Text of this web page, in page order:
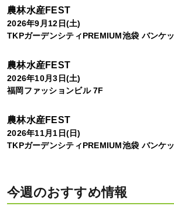
農林水産FEST
2026年9月12日(土)
TKPガーデンシティPREMIUM池袋 バンケ
農林水産FEST
2026年10月3日(土)
福岡ファッションビル 7F
農林水産FEST
2026年11月1日(日)
TKPガーデンシティPREMIUM池袋 バンケ
今週のおすすめ情報